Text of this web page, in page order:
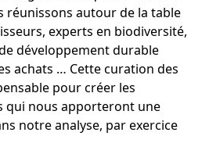
réunissons autour de la table
experts en biodiversité,
développement durable
achats … Cette curation des
pour créer les
qui nous apporteront une
notre analyse, par exercice